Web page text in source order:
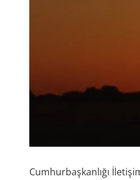
Cumhurbaşkanlığı